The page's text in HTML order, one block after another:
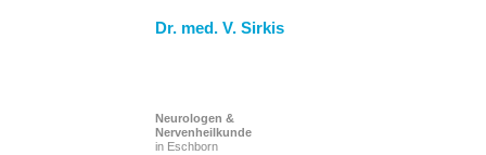
Dr. med. V. Sirkis
Neurologen &
Nervenheilkunde
in Eschborn